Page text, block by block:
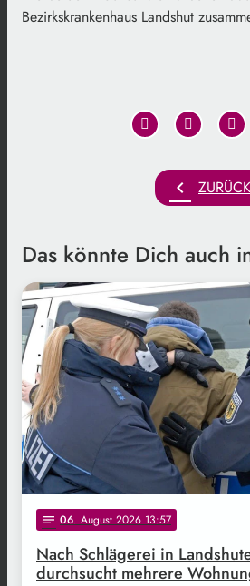
Bezirkskrankenhaus Landshut
chevron_left ZURÜCK
Das könnte Dich auch
notes 06. August 2026 13:57
Nach Schlägerei in
durchsucht mehrere